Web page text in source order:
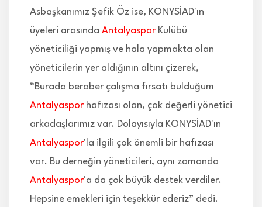
Asbaşkanımız Şefik Öz ise, KONYSİAD'ın
üyeleri arasında Antalyaspor Kulübü
yöneticiliği yapmış ve hala yapmakta olan
yöneticilerin yer aldığının altını çizerek,
“Burada beraber çalışma fırsatı bulduğum
Antalyaspor hafızası olan, çok değerli yönetici
arkadaşlarımız var. Dolayısıyla KONYSİAD'ın
Antalyaspor'la ilgili çok önemli bir hafızası
var. Bu derneğin yöneticileri, aynı zamanda
Antalyaspor'a da çok büyük destek verdiler.
Hepsine emekleri için teşekkür ederiz” dedi.